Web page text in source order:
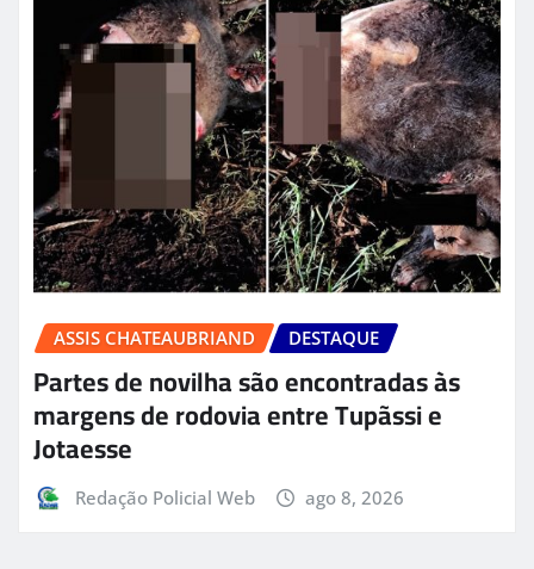
ASSIS CHATEAUBRIAND DESTAQUE
Partes de novilha são encontradas às
margens de rodovia entre Tupãssi e
Jotaesse
Redação Policial Web ago 8, 2026